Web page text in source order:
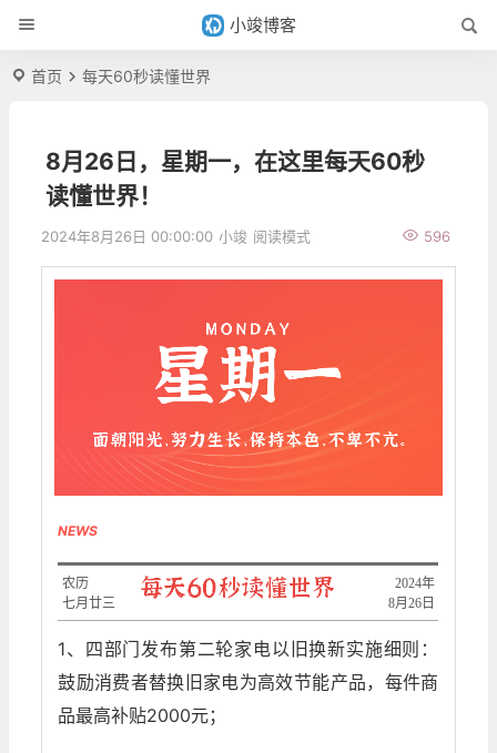
小竣博客
首页 每天60秒读懂世界
8月26日，星期一，在这里每天60秒
读懂世界！
2024年8月26日 00:00:00 小竣 596
阅读模式
NEWS
2024年
8月26日
农历
七月廿三
1、四部门发布第二轮家电以旧换新实施细则：
鼓励消费者替换旧家电为高效节能产品，每件商
品最高补贴2000元；